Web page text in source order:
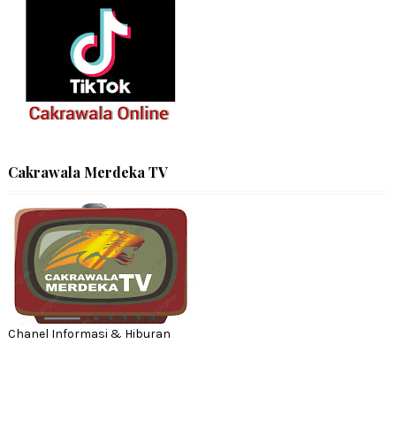
Cakrawala Merdeka TV
Chanel Informasi & Hiburan